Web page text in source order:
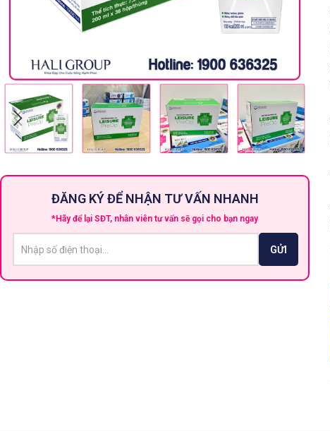
ĐĂNG KÝ ĐỂ NHẬN TƯ VẤN NHANH
*Hãy để lại SĐT, nhân viên tư vấn sẽ gọi cho bạn ngay